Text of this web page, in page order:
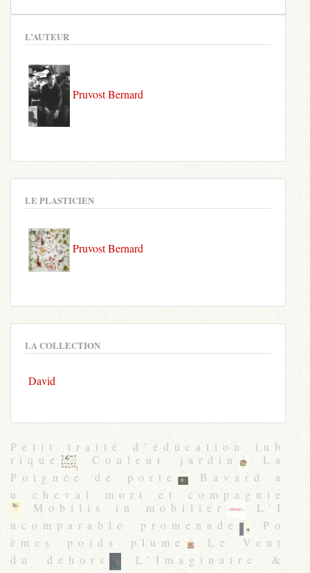
L’AUTEUR
Pruvost Bernard
LE PLASTICIEN
Pruvost Bernard
LA COLLECTION
David
Petit traité d’éducation lub
rique
Couleur jardin
La
Poignée de porte
Bavard a
u cheval mort et compagnie
Mobilis in mobilier
L’I
ncomparable promenade
Po
èmes poids plume
Le Vent
du dehors
L’Imaginaire &